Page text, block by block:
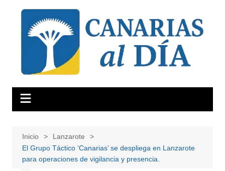
contenido
Inicio
Lanzarote
El Grupo Táctico ‘Canarias’ se despliega en Lanzarote
para operaciones de vigilancia y presencia.